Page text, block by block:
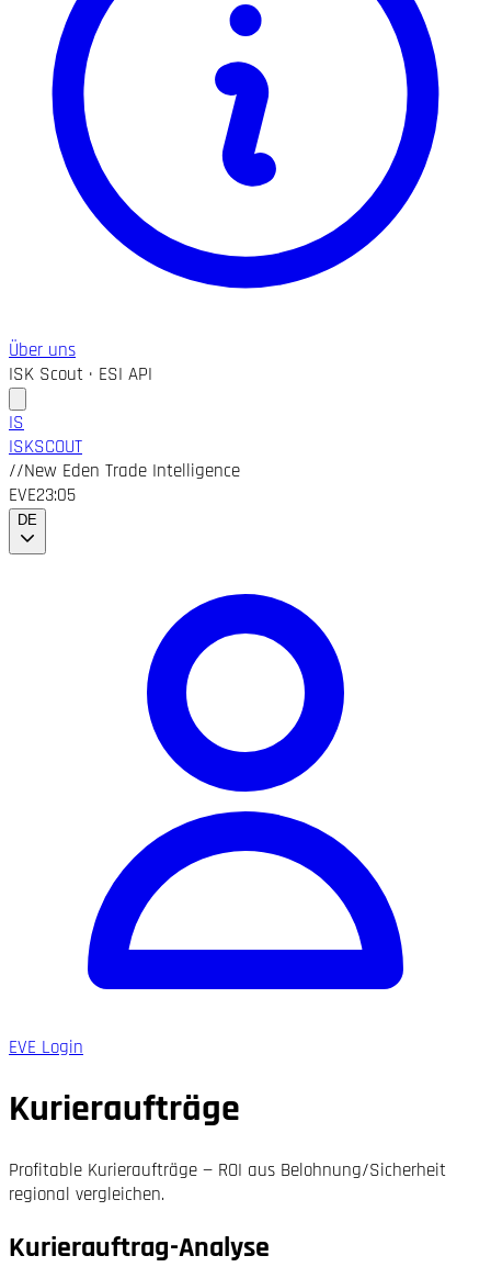
Über uns
ISK Scout · ESI API
IS
ISKSCOUT
//New Eden Trade Intelligence
EVE23:05
DE
EVE Login
Kurieraufträge
Profitable Kurieraufträge — ROI aus Belohnung/Sicherheit
regional vergleichen.
Kurierauftrag-Analyse